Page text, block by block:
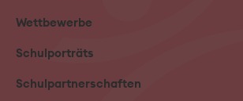
Wettbewerbe
Schulporträts
Schulpartnerschaften